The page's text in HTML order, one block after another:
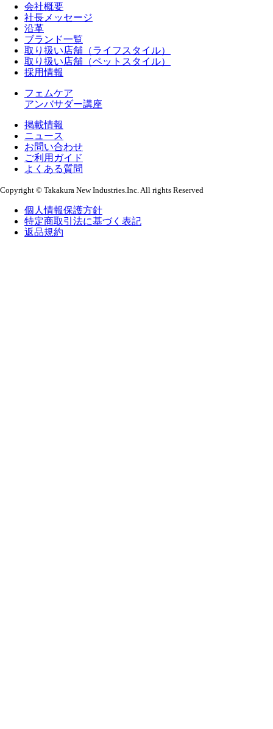
会社概要
社長メッセージ
沿革
ブランド一覧
取り扱い店舗（ライフスタイル）
取り扱い店舗（ペットスタイル）
採用情報
フェムケア
アンバサダー講座
掲載情報
ニュース
お問い合わせ
ご利用ガイド
よくある質問
Copyright © Takakura New Industries.Inc. All rights Reserved
個人情報保護方針
特定商取引法に基づく表記
返品規約